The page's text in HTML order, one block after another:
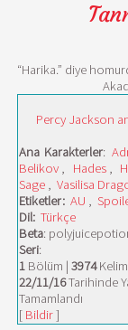
“Harika.” diye
Percy Jackson
Ana Karakterler:
Belikov , Hades ,
Sage , Vasilisa
Etiketler: AU ,
Dil: Türkçe
Beta:
Seri:
1 Bölüm | 3974
22/11/16Tarihinde
Tamamlandı
[ Bildir]